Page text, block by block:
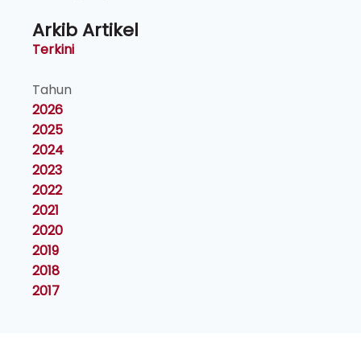
Arkib Artikel
Terkini
Tahun
2026
2025
2024
2023
2022
2021
2020
2019
2018
2017